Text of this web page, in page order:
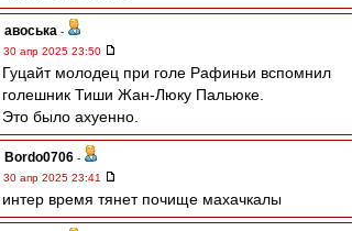
авоська -
30 апр 2025 23:50
Гуцайт молодец при голе Рафиньи вспомнил
голешник Тиши Жан-Люку Пальюке.
Это было ахуенно.
Bordo0706 -
30 апр 2025 23:41
интер время тянет почище махачкалы